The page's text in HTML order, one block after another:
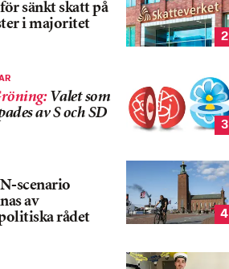
sänkt skatt på
i majoritet
2
: Valet som
av S och SD
3
scenario
av
rådet
4